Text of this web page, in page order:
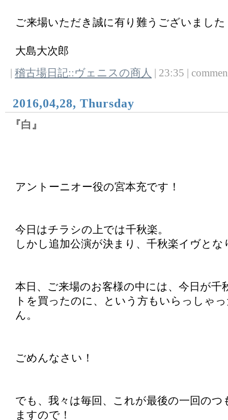
ご来場いただき誠に有り難うございました
大島大次郎
稽古場日記::ヴェニスの商人 | 23:35 |
2016,04,28, Thursday
『白』
アントーニオー役の宮本充です！
今日はチラシの上では千秋楽。
しかし追加公演が決まり、千秋楽イヴとな
本日、ご来場のお客様の中には、今日が千
トを買ったのに、という方もいらっしゃ
ん。
ごめんなさい！
でも、我々は毎回、これが最後の一回の
ますので！